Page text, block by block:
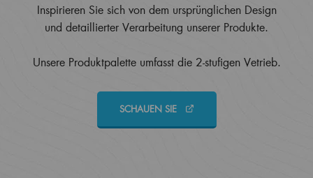
Inspirieren Sie sich von dem ursprünglichen Design
und detaillierter Verarbeitung unserer Produkte.
Unsere Produktpalette umfasst die 2-stufigen Vetrieb.
SCHAUEN SIE